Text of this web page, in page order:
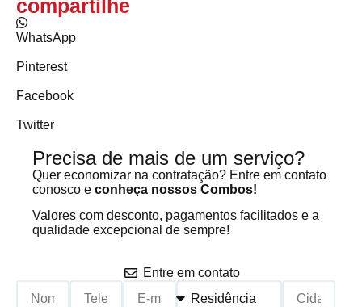
compartilhe
WhatsApp
Pinterest
Facebook
Twitter
Precisa de mais de um serviço?
Quer economizar na contratação? Entre em contato
conosco e conheça nossos Combos!
Valores com desconto, pagamentos facilitados e a
qualidade excepcional de sempre!
Entre em contato